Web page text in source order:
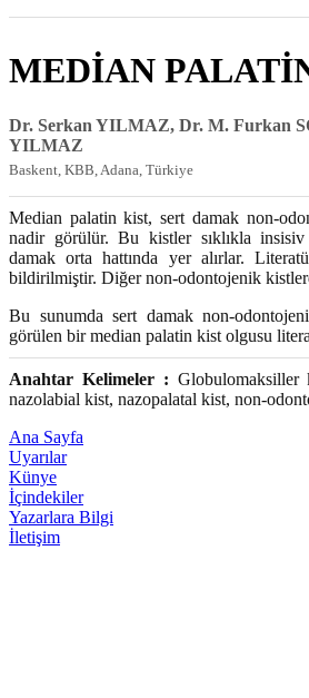
MEDİAN
Dr. Serkan YILMAZ, Dr. M. Furkan
YILMAZ
Baskent, KBB, Adana, Türkiye
Median palatin kist, sert damak non-
nadir görülür. Bu kistler sıklıkla
damak orta hattında yer alırlar.
bildirilmiştir. Diğer non-odontojenik
Bu sunumda sert damak non-
görülen bir median palatin kist olgusu
Anahtar Kelimeler : Globulomaksiller
nazolabial kist, nazopalatal kist, non-
Ana Sayfa
Uyarılar
Künye
İçindekiler
Yazarlara Bilgi
İletişim